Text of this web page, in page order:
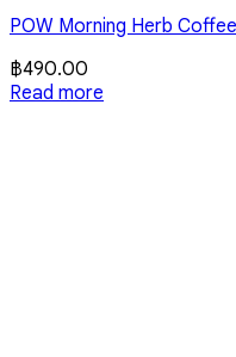
POW Morning Herb Coffee
฿490.00
Read more